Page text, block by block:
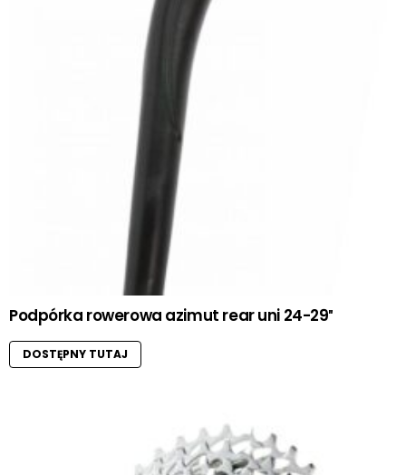
Podpórka rowerowa azimut rear uni 24-29″
DOSTĘPNY TUTAJ